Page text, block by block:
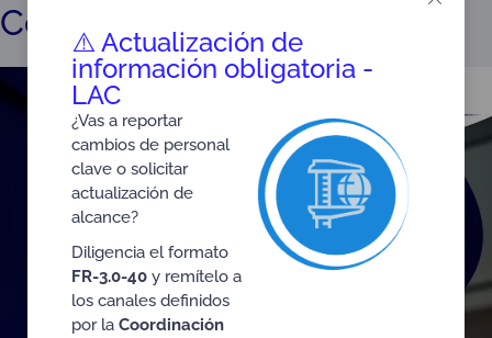
Certificaciones y OVV
⚠️ Actualización de
información obligatoria -
LAC
¿Vas a reportar
cambios de personal
clave o solicitar
actualización de
alcance?
Diligencia el formato
FR-3.0-40y remítelo a
los canales definidos
por la Coordinación